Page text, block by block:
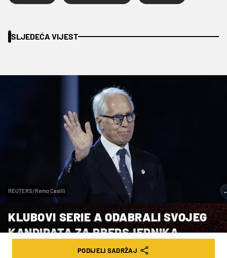
SLJEDEĆA VIJEST
REUTERS/Remo Casilli
KLUBOVI SERIE A ODABRALI SVOJEG
KANDIDATA ZA PREDSJEDNIKA
TALIJANSKOG NOGOMETNOG SAVEZA,
PODIJELI SADRŽAJ